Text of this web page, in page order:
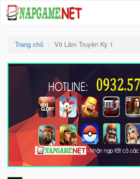
Trang chủ Võ Lâm Truyền Kỳ 1